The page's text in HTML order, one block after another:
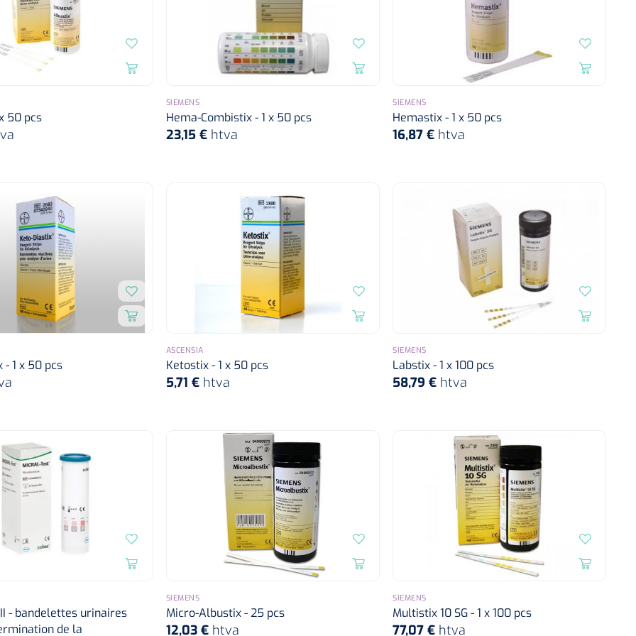
50 pcs
SIEMENS
Hema-Combistix - 1 x 50 pcs
23,15 € htva
SIEMENS
Hemastix - 1 x 50 pcs
16,87 € htva
- 1 x 50 pcs
ASCENSIA
Ketostix - 1 x 50 pcs
5,71 € htva
SIEMENS
Labstix - 1 x 100 pcs
58,79 € htva
- bandelettes urinaires
de la
SIEMENS
Micro-Albustix - 25 pcs
12,03 € htva
SIEMENS
Multistix 10 SG - 1 x 100 pcs
77,07 € htva